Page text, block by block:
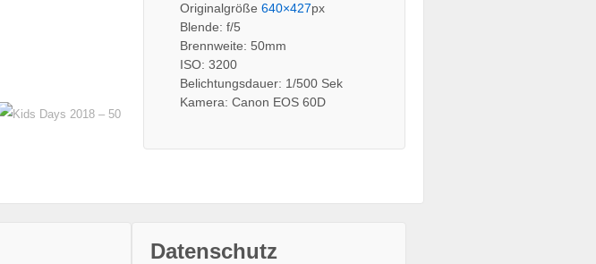
Originalgröße640×427px
Blende: f/5
Brennweite: 50mm
ISO: 3200
Belichtungsdauer: 1/500 Sek
Kamera: Canon EOS 60D
Datenschutz